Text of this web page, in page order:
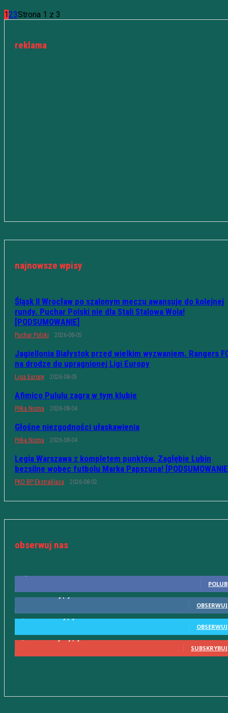
123Strona 1 z 3
reklama
najnowsze wpisy
Śląsk II Wrocław po szalonym meczu awansuje do kolejnej
rundy. Puchar Polski nie dla Stali Stalowa Wola!
[PODSUMOWANIE]
Puchar Polski 2026-08-05
Jagiellonia Białystok przed wielkim wyzwaniem. Rangers
na drodze do upragnionej Ligi Europy
Liga Europy 2026-08-05
Afimico Pululu zagra w tym klubie
Piłka Nożna 2026-08-04
Głośne niezgodności ułaskawienia
Piłka Nożna 2026-08-04
Legia Warszawa z kompletem punktów. Zagłębie Lubin
bezsilne wobec futbolu Marka Papszuna!
PKO BP Ekstraklasa 2026-08-02
obserwuj nas
POLUB
615 Obserwujący
OBSERWUJ
2,580 Obserwujący
OBSERWUJ
2,230 Subskrybujący
SUBSKRYBUJ